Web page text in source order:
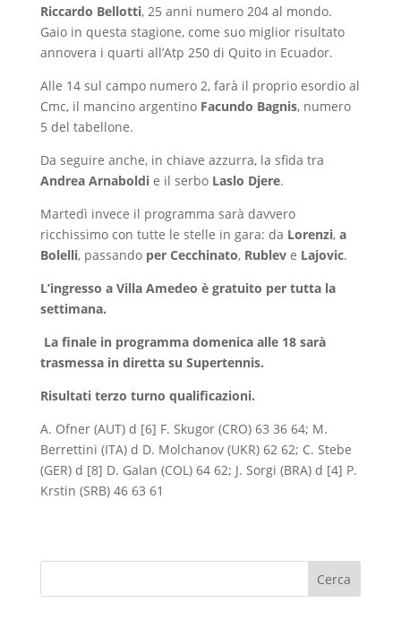
Riccardo Bellotti, 25 anni numero 204 al mondo.
Gaio in questa stagione, come suo miglior risultato
annovera i quarti all’Atp 250 di Quito in Ecuador.
Alle 14 sul campo numero 2, farà il proprio esordio al
Cmc, il mancino argentino Facundo Bagnis, numero
5 del tabellone.
Da seguire anche, in chiave azzurra, la sfida tra
Andrea Arnaboldie il serbo Laslo Djere.
Martedì invece il programma sarà davvero
ricchissimo con tutte le stelle in gara: da Lorenzi, a
Bolelli, passando per Cecchinato, Rubleve Lajovic.
L’ingresso a Villa Amedeo è gratuito per tutta la
settimana.
La finale in programma domenica alle 18 sarà
trasmessa in diretta su Supertennis.
Risultati terzo turno qualificazioni.
A. Ofner (AUT) d [6] F. Skugor (CRO) 63 36 64; M.
Berrettini (ITA) d D. Molchanov (UKR) 62 62; C. Stebe
(GER) d [8] D. Galan (COL) 64 62; J. Sorgi (BRA) d [4] P.
Krstin (SRB) 46 63 61
Cerca